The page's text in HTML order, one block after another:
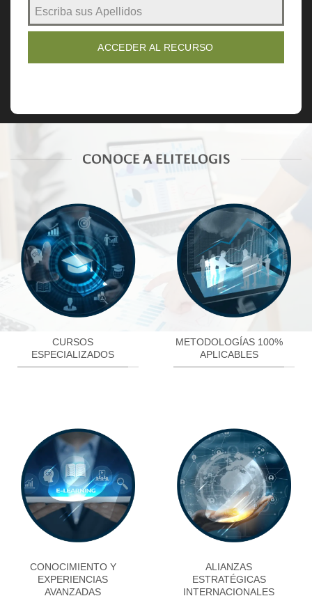
ACCEDER AL RECURSO
CONOCE A ELITELOGIS
CURSOS
ESPECIALIZADOS
METODOLOGÍAS 100%
APLICABLES
CONOCIMIENTO Y
EXPERIENCIAS
AVANZADAS
ALIANZAS
ESTRATÉGICAS
INTERNACIONALES